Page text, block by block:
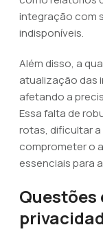
integração com
indisponíveis.
Além disso, a
atualização das
afetando a
Essa falta de
rotas, dificultar
comprometer o
essenciais para
Questões